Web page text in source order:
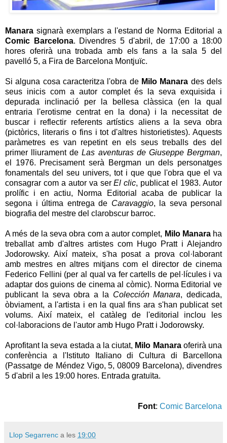
Manara signarà exemplars a l'estand de Norma Editorial a
Comic Barcelona. Divendres 5 d'abril, de 17:00 a 18:00
hores oferirà una trobada amb els fans a la sala 5 del
pavelló 5, a Fira de Barcelona Montjuïc.
Si alguna cosa caracteritza l'obra de Milo Manara des dels
seus inicis com a autor complet és la seva exquisida i
depurada inclinació per la bellesa clàssica (en la qual
entraria l'erotisme centrat en la dona) i la necessitat de
buscar i reflectir referents artístics aliens a la seva obra
(pictòrics, literaris o fins i tot d'altres historietistes). Aquests
paràmetres es van repetint en els seus treballs des del
primer lliurament deLas aventuras de Giuseppe Bergman,
el 1976. Precisament serà Bergman un dels personatges
fonamentals del seu univers, tot i que que l'obra que el va
consagrar com a autor va serEl clic, publicat el 1983. Autor
prolífic i en actiu, Norma Editorial acaba de publicar la
segona i última entrega de Caravaggio, la seva personal
biografia del mestre del clarobscur barroc.
A més de la seva obra com a autor complet, Milo Manaraha
treballat amb d'altres artistes com Hugo Pratt i Alejandro
Jodorowsky. Així mateix, s'ha posat a prova col·laborant
amb mestres en altres mitjans com el director de cinema
Federico Fellini (per al qual va fer cartells de pel·lícules i va
adaptar dos guions de cinema al còmic). Norma Editorial ve
publicant la seva obra a la Colección Manara, dedicada,
òbviament, a l'artista i en la qual fins ara s'han publicat set
volums. Així mateix, el catàleg de l'editorial inclou les
col·laboracions de l'autor amb Hugo Pratt i Jodorowsky.
Aprofitant la seva estada a la ciutat, Milo Manaraoferirà una
conferència a l'Istituto Italiano di Cultura di Barcellona
(Passatge de Méndez Vigo, 5, 08009 Barcelona), divendres
5 d'abril a les 19:00 hores. Entrada gratuïta.
Font: Comic Barcelona
Llop Segarrenc a les 19:00